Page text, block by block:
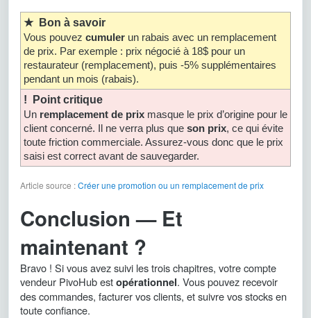
★ Bon à savoir
Vous pouvez cumuler un rabais avec un remplacement
de prix. Par exemple : prix négocié à 18$ pour un
restaurateur (remplacement), puis -5% supplémentaires
pendant un mois (rabais).
! Point critique
Un remplacement de prix masque le prix d’origine pour le
client concerné. Il ne verra plus que son prix, ce qui évite
toute friction commerciale. Assurez-vous donc que le prix
saisi est correct avant de sauvegarder.
Article source :Créer une promotion ou un remplacement de prix
Conclusion — Et
maintenant ?
Bravo ! Si vous avez suivi les trois chapitres, votre compte
vendeur PivoHub estopérationnel. Vous pouvez recevoir
des commandes, facturer vos clients, et suivre vos stocks en
toute confiance.